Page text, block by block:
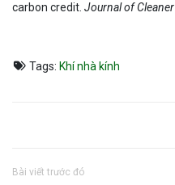
carbon credit. Journal of
Tags: Khí nhà kính
Bài viết trước đó